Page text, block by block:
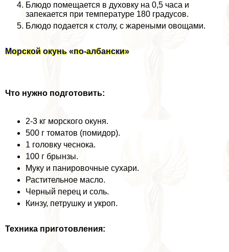
Блюдо помещается в духовку на 0,5 часа и
запекается при температуре 180 градусов.
Блюдо подается к столу, с жареными овощами.
Морской окунь «по-албански»
Что нужно подготовить:
2-3 кг морского окуня.
500 г томатов (помидор).
1 головку чеснока.
100 г брынзы.
Муку и панировочные сухари.
Растительное масло.
Черный перец и соль.
Кинзу, петрушку и укроп.
Техника приготовления: